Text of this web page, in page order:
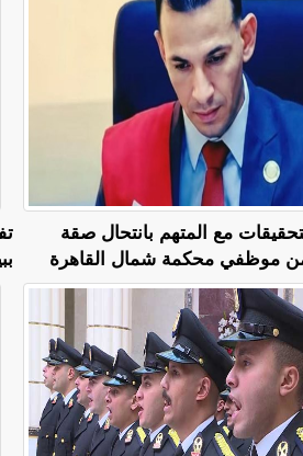
مع المتهم بانتحال صقة